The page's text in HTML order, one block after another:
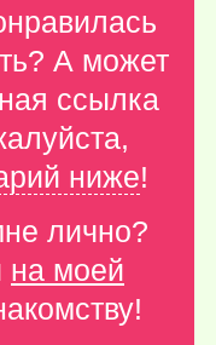
А может
ссылка
ниже!
лично?
на моей